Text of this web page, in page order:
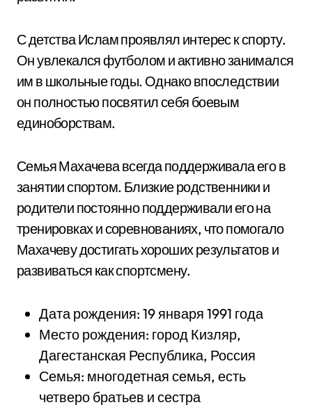
С детства Ислам проявлял интерес к спорту.
Он увлекался футболом и активно занимался
им в школьные годы. Однако впоследствии
он полностью посвятил себя боевым
единоборствам.
Семья Махачева всегда поддерживала его в
занятии спортом. Близкие родственники и
родители постоянно поддерживали его на
тренировках и соревнованиях, что помогало
Махачеву достигать хороших результатов и
развиваться как спортсмену.
Дата рождения: 19 января 1991 года
Место рождения: город Кизляр,
Дагестанская Республика, Россия
Семья: многодетная семья, есть
четверо братьев и сестра